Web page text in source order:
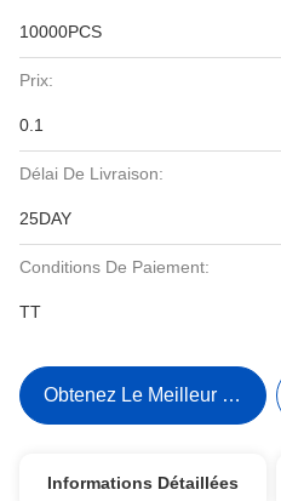
10000PCS
Prix:
0.1
Délai De Livraison:
25DAY
Conditions De Paiement:
TT
Obtenez Le Meilleur Prix
Informations Détaillées